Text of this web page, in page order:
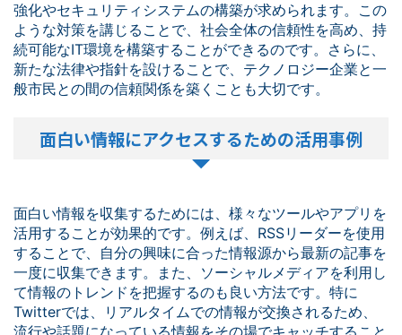
強化やセキュリティシステムの構築が求められます。この
ような対策を講じることで、社会全体の信頼性を高め、持
続可能なIT環境を構築することができるのです。さらに、
新たな法律や指針を設けることで、テクノロジー企業と一
般市民との間の信頼関係を築くことも大切です。
面白い情報にアクセスするための活用事例
面白い情報を収集するためには、様々なツールやアプリを
活用することが効果的です。例えば、RSSリーダーを使用
することで、自分の興味に合った情報源から最新の記事を
一度に収集できます。また、ソーシャルメディアを利用し
て情報のトレンドを把握するのも良い方法です。特に
Twitterでは、リアルタイムでの情報が交換されるため、
流行や話題になっている情報をその場でキャッチすること